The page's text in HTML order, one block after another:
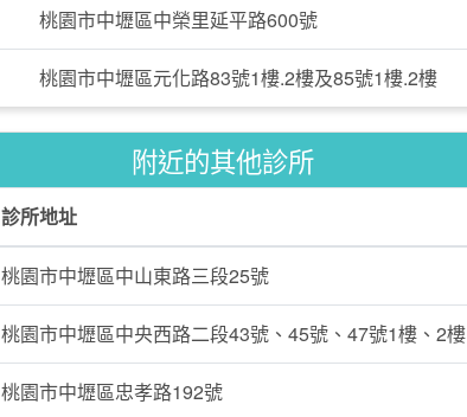
桃園市中壢區中榮里延平路600號
桃園市中壢區元化路83號1樓.2樓及85號1樓.2樓
附近的其他診所
診所地址
桃園市中壢區中山東路三段25號
桃園市中壢區中央西路二段43號、45號、47號1樓、2樓
桃園市中壢區忠孝路192號